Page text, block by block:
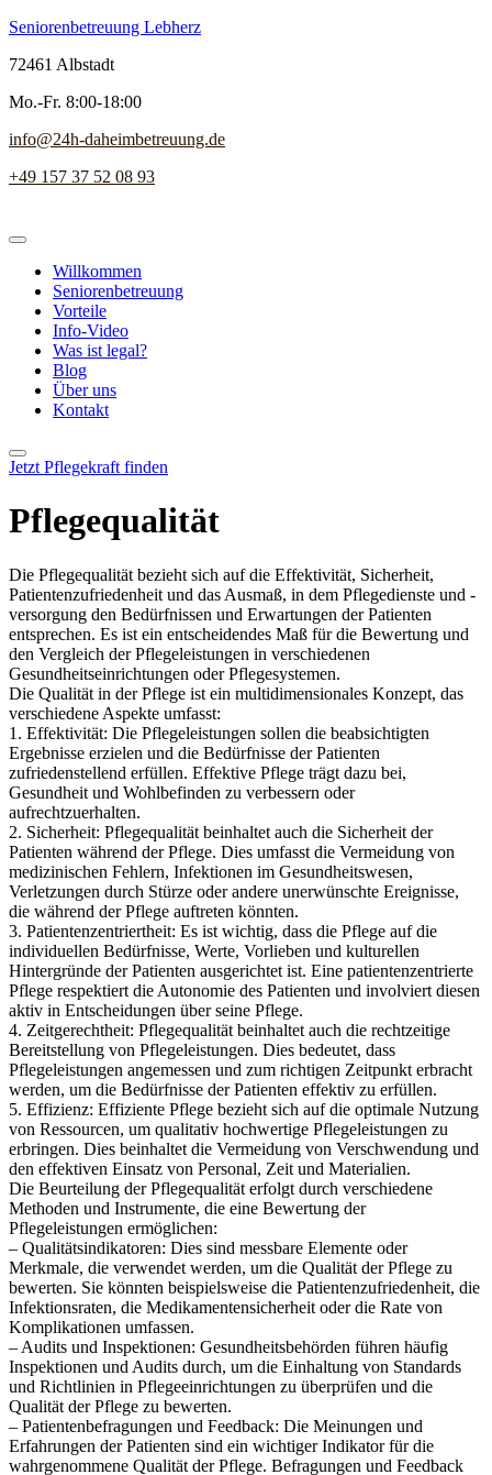
Seniorenbetreuung Lebherz
72461 Albstadt
Mo.-Fr. 8:00-18:00
info@24h-daheimbetreuung.de
+49 157 37 52 08 93
Willkommen
Seniorenbetreuung
Vorteile
Info-Video
Was ist legal?
Blog
Über uns
Kontakt
Jetzt Pflegekraft finden
Pflegequalität
Die Pflegequalität bezieht sich auf die Effektivität, Sicherheit,
Patientenzufriedenheit und das Ausmaß, in dem Pflegedienste und -
versorgung den Bedürfnissen und Erwartungen der Patienten
entsprechen. Es ist ein entscheidendes Maß für die Bewertung und
den Vergleich der Pflegeleistungen in verschiedenen
Gesundheitseinrichtungen oder Pflegesystemen.
Die Qualität in der Pflege ist ein multidimensionales Konzept, das
verschiedene Aspekte umfasst:
1. Effektivität: Die Pflegeleistungen sollen die beabsichtigten
Ergebnisse erzielen und die Bedürfnisse der Patienten
zufriedenstellend erfüllen. Effektive Pflege trägt dazu bei,
Gesundheit und Wohlbefinden zu verbessern oder
aufrechtzuerhalten.
2. Sicherheit: Pflegequalität beinhaltet auch die Sicherheit der
Patienten während der Pflege. Dies umfasst die Vermeidung von
medizinischen Fehlern, Infektionen im Gesundheitswesen,
Verletzungen durch Stürze oder andere unerwünschte Ereignisse,
die während der Pflege auftreten könnten.
3. Patientenzentriertheit: Es ist wichtig, dass die Pflege auf die
individuellen Bedürfnisse, Werte, Vorlieben und kulturellen
Hintergründe der Patienten ausgerichtet ist. Eine patientenzentrierte
Pflege respektiert die Autonomie des Patienten und involviert diesen
aktiv in Entscheidungen über seine Pflege.
4. Zeitgerechtheit: Pflegequalität beinhaltet auch die rechtzeitige
Bereitstellung von Pflegeleistungen. Dies bedeutet, dass
Pflegeleistungen angemessen und zum richtigen Zeitpunkt erbracht
werden, um die Bedürfnisse der Patienten effektiv zu erfüllen.
5. Effizienz: Effiziente Pflege bezieht sich auf die optimale Nutzung
von Ressourcen, um qualitativ hochwertige Pflegeleistungen zu
erbringen. Dies beinhaltet die Vermeidung von Verschwendung und
den effektiven Einsatz von Personal, Zeit und Materialien.
Die Beurteilung der Pflegequalität erfolgt durch verschiedene
Methoden und Instrumente, die eine Bewertung der
Pflegeleistungen ermöglichen:
– Qualitätsindikatoren: Dies sind messbare Elemente oder
Merkmale, die verwendet werden, um die Qualität der Pflege zu
bewerten. Sie könnten beispielsweise die Patientenzufriedenheit, die
Infektionsraten, die Medikamentensicherheit oder die Rate von
Komplikationen umfassen.
– Audits und Inspektionen: Gesundheitsbehörden führen häufig
Inspektionen und Audits durch, um die Einhaltung von Standards
und Richtlinien in Pflegeeinrichtungen zu überprüfen und die
Qualität der Pflege zu bewerten.
– Patientenbefragungen und Feedback: Die Meinungen und
Erfahrungen der Patienten sind ein wichtiger Indikator für die
wahrgenommene Qualität der Pflege. Befragungen und Feedback